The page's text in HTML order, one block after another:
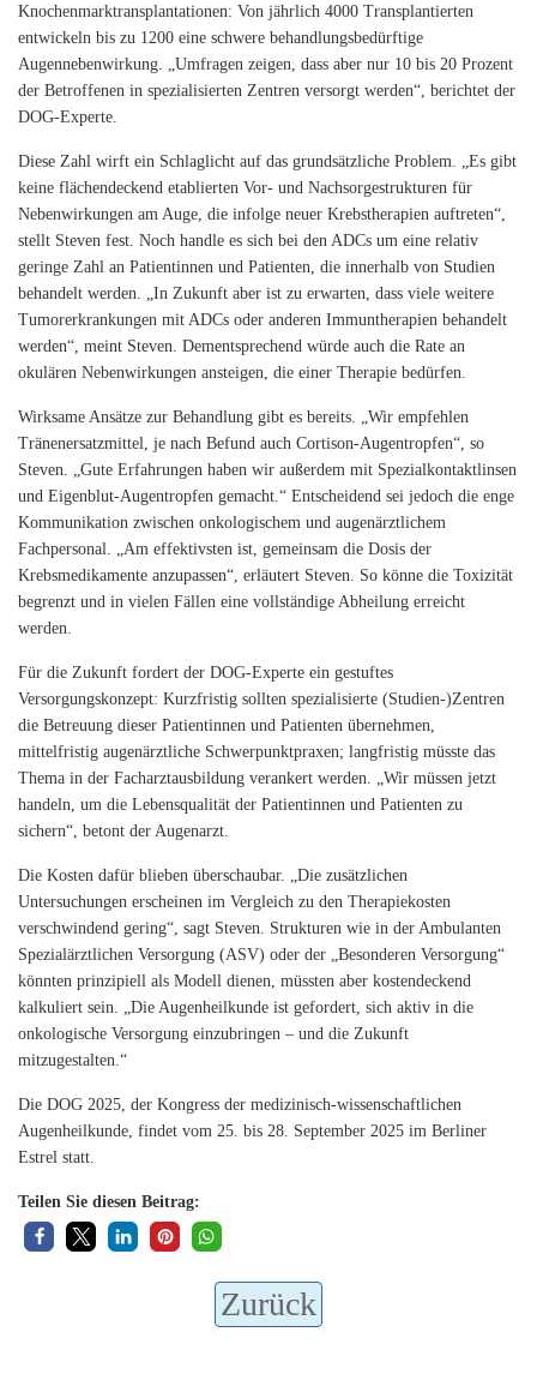
Knochenmarktransplantationen: Von jährlich 4000 Transplantierten
entwickeln bis zu 1200 eine schwere behandlungsbedürftige
Augennebenwirkung. „Umfragen zeigen, dass aber nur 10 bis 20 Prozent
der Betroffenen in spezialisierten Zentren versorgt werden“, berichtet der
DOG-Experte.
Diese Zahl wirft ein Schlaglicht auf das grundsätzliche Problem. „Es gibt
keine flächendeckend etablierten Vor- und Nachsorgestrukturen für
Nebenwirkungen am Auge, die infolge neuer Krebstherapien auftreten“,
stellt Steven fest. Noch handle es sich bei den ADCs um eine relativ
geringe Zahl an Patientinnen und Patienten, die innerhalb von Studien
behandelt werden. „In Zukunft aber ist zu erwarten, dass viele weitere
Tumorerkrankungen mit ADCs oder anderen Immuntherapien behandelt
werden“, meint Steven. Dementsprechend würde auch die Rate an
okulären Nebenwirkungen ansteigen, die einer Therapie bedürfen.
Wirksame Ansätze zur Behandlung gibt es bereits. „Wir empfehlen
Tränenersatzmittel, je nach Befund auch Cortison-Augentropfen“, so
Steven. „Gute Erfahrungen haben wir außerdem mit Spezialkontaktlinsen
und Eigenblut-Augentropfen gemacht.“ Entscheidend sei jedoch die enge
Kommunikation zwischen onkologischem und augenärztlichem
Fachpersonal. „Am effektivsten ist, gemeinsam die Dosis der
Krebsmedikamente anzupassen“, erläutert Steven. So könne die Toxizität
begrenzt und in vielen Fällen eine vollständige Abheilung erreicht
werden.
Für die Zukunft fordert der DOG-Experte ein gestuftes
Versorgungskonzept: Kurzfristig sollten spezialisierte (Studien-)Zentren
die Betreuung dieser Patientinnen und Patienten übernehmen,
mittelfristig augenärztliche Schwerpunktpraxen; langfristig müsste das
Thema in der Facharztausbildung verankert werden. „Wir müssen jetzt
handeln, um die Lebensqualität der Patientinnen und Patienten zu
sichern“, betont der Augenarzt.
Die Kosten dafür blieben überschaubar. „Die zusätzlichen
Untersuchungen erscheinen im Vergleich zu den Therapiekosten
verschwindend gering“, sagt Steven. Strukturen wie in der Ambulanten
Spezialärztlichen Versorgung (ASV) oder der „Besonderen Versorgung“
könnten prinzipiell als Modell dienen, müssten aber kostendeckend
kalkuliert sein. „Die Augenheilkunde ist gefordert, sich aktiv in die
onkologische Versorgung einzubringen – und die Zukunft
mitzugestalten.“
Die DOG 2025, der Kongress der medizinisch-wissenschaftlichen
Augenheilkunde, findet vom 25. bis 28. September 2025 im Berliner
Estrel statt.
Teilen Sie diesen Beitrag:
Zurück